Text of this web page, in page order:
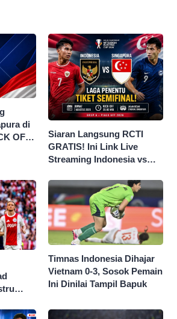
di
OFF
Siaran Langsung RCTI
GRATIS! Ini Link Live
Streaming Indonesia vs
2026
Timnas Indonesia Dihajar
Vietnam 0-3, Sosok Pemain
Ini Dinilai Tampil Bapuk